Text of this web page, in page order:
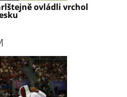
ovládli vrchol